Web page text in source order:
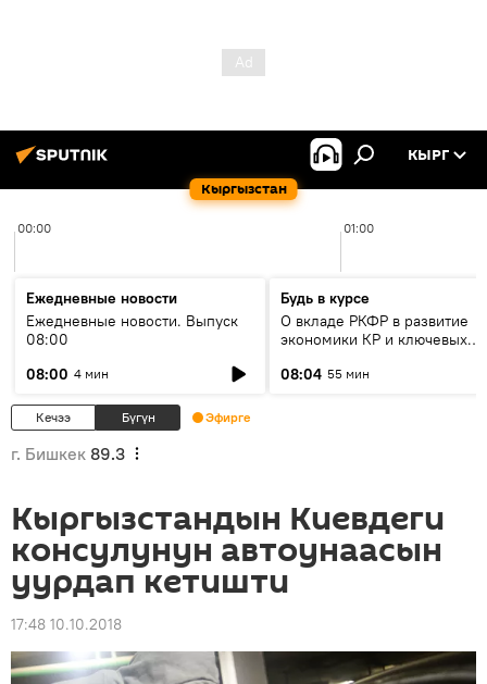
Кыргызстан
КЫРГ
00:00 01:00
Ежедневные новости
Ежедневные новости. Выпуск
08:00
08:00 4 мин
Будь в курсе
О вкладе РКФР в развитие
экономики КР и ключевых
08:04 55 мин
Кечээ Бүгүн Эфирге
г. Бишкек 89.3
Кыргызстандын Киевдеги
консулунун автоунаасын
уурдап кетишти
17:48 10.10.2018